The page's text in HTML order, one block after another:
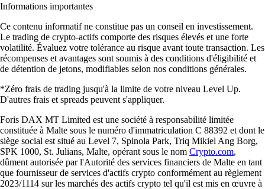
Informations importantes
Ce contenu informatif ne constitue pas un conseil en investissement.
Le trading de crypto-actifs comporte des risques élevés et une forte
volatilité. Évaluez votre tolérance au risque avant toute transaction. Les
récompenses et avantages sont soumis à des conditions d'éligibilité et
de détention de jetons, modifiables selon nos conditions générales.
*Zéro frais de trading jusqu'à la limite de votre niveau Level Up.
D'autres frais et spreads peuvent s'appliquer.
Foris DAX MT Limited est une société à responsabilité limitée
constituée à Malte sous le numéro d'immatriculation C 88392 et dont le
siège social est situé au Level 7, Spinola Park, Triq Mikiel Ang Borg,
SPK 1000, St. Julians, Malte, opérant sous le nom Crypto.com,
dûment autorisée par l'Autorité des services financiers de Malte en tant
que fournisseur de services d'actifs crypto conformément au règlement
2023/1114 sur les marchés des actifs crypto tel qu'il est mis en œuvre à